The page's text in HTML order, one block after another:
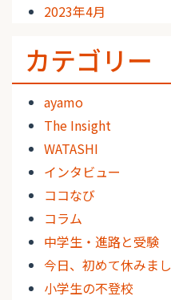
2023年4月
カテゴリー
ayamo
The Insight
WATASHI
インタビュー
ココなび
コラム
中学生・進路と受験
今日、初めて休みま
小学生の不登校